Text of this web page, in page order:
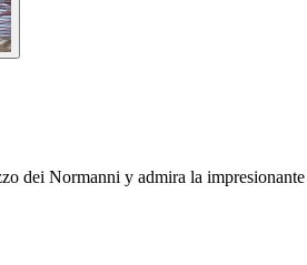
dei Normanni y admira la